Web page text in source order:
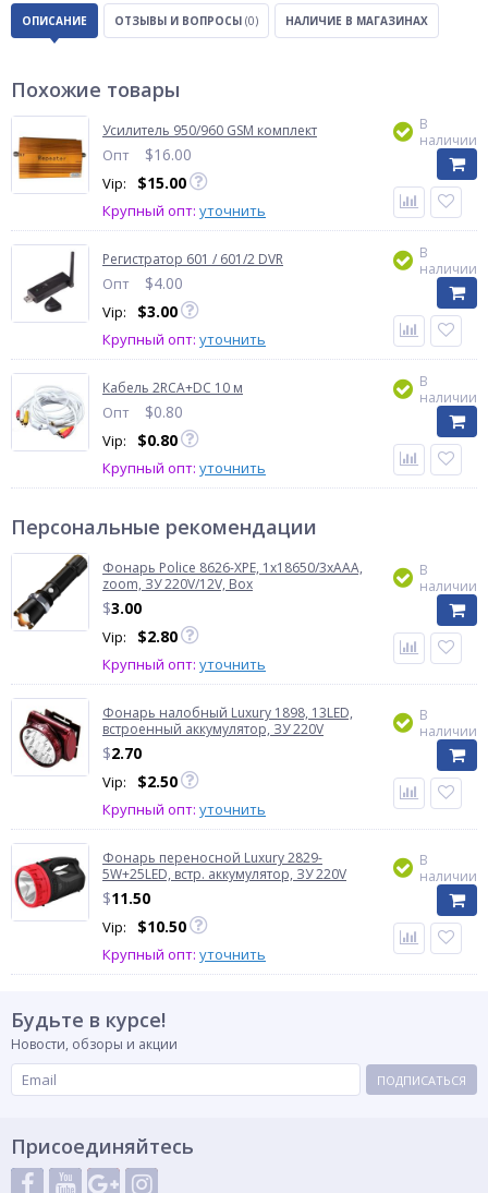
ОПИСАНИЕ ОТЗЫВЫ И ВОПРОСЫ (0) НАЛИЧИЕ В МАГАЗИНАХ
Похожие товары
Усилитель 950/960 GSM комплект
Опт $16.00
Vip: $15.00
Крупный опт: уточнить
В
наличии
Регистратор 601 / 601/2 DVR
Опт $4.00
Vip: $3.00
Крупный опт: уточнить
В
наличии
Кабель 2RCA+DC 10 м
Опт $0.80
Vip: $0.80
Крупный опт: уточнить
В
наличии
Персональные рекомендации
Фонарь Police 8626-XPE, 1х18650/3xAAA,
zoom, ЗУ 220V/12V, Box
$3.00
Vip: $2.80
Крупный опт: уточнить
В
наличии
Фонарь налобный Luxury 1898, 13LED,
встроенный аккумулятор, ЗУ 220V
$2.70
Vip: $2.50
Крупный опт: уточнить
В
наличии
Фонарь переносной Luxury 2829-
5W+25LED, встр. аккумулятор, ЗУ 220V
$11.50
Vip: $10.50
Крупный опт: уточнить
В
наличии
Будьте в курсе!
Новости, обзоры и акции
ПОДПИСАТЬСЯ
Присоединяйтесь